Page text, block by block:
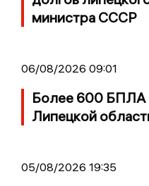
министра СССР
06/08/2026 09:01
Более 600 БПЛА
Липецкой
05/08/2026 19:35